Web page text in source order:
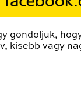
gondoljuk,
kisebb vagy